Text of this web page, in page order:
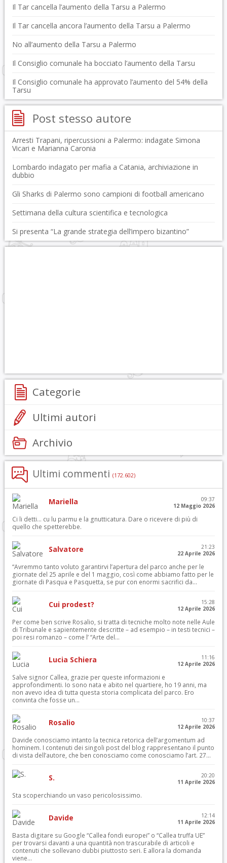
Il Tar cancella l’aumento della Tarsu a Palermo
Il Tar cancella ancora l’aumento della Tarsu a Palermo
No all’aumento della Tarsu a Palermo
Il Consiglio comunale ha bocciato l’aumento della Tarsu
Il Consiglio comunale ha approvato l’aumento del 54% della
Tarsu
Post stesso autore
Arresti Trapani, ripercussioni a Palermo: indagate Simona
Vicari e Marianna Caronia
Lombardo indagato per mafia a Catania, archiviazione in
dubbio
Gli Sharks di Palermo sono campioni di football americano
Settimana della cultura scientifica e tecnologica
Si presenta “La grande strategia dell’impero bizantino”
Categorie
Ultimi autori
Archivio
Ultimi commenti (172.602)
Mariella
09:37
12 Maggio 2026
Ci li detti… cu lu parmu e la gnutticatura. Dare o ricevere di più di
quello che spetterebbe.
Salvatore
21:23
22 Aprile 2026
“Avremmo tanto voluto garantirvi l’apertura del parco anche per le
giornate del 25 aprile e del 1 maggio, così come abbiamo fatto per le
giornate di Pasqua e Pasquetta, se pur con enormi sacrifici da...
Cui prodest?
15:28
12 Aprile 2026
Per come ben scrive Rosalio, si tratta di tecniche molto note nelle Aule
di Tribunale e sapientemente descritte – ad esempio – in testi tecnici –
poi resi romanzo – come l’ “Arte del...
Lucia Schiera
11:16
12 Aprile 2026
Salve signor Callea, grazie per queste informazioni e
approfondimenti. Io sono nata e abito nel quartiere, ho 19 anni, ma
non avevo idea di tutta questa storia complicata del parco. Ero
convinta che fosse un...
Rosalio
10:37
12 Aprile 2026
Davide conosciamo intanto la tecnica retorica dell’argomentum ad
hominem. I contenuti dei singoli post del blog rappresentano il punto
di vista dell’autore, che ben conosciamo come conosciamo l’art. 27...
S.
20:20
11 Aprile 2026
Sta scoperchiando un vaso pericolosissimo.
Davide
12:14
11 Aprile 2026
Basta digitare su Google “Callea fondi europei” o “Callea truffa UE”
per trovarsi davanti a una quantità non trascurabile di articoli e
contenuti che sollevano dubbi piuttosto seri. E allora la domanda
viene...